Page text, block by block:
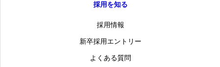
採用を知る
採用情報
新卒採用エントリー
よくある質問